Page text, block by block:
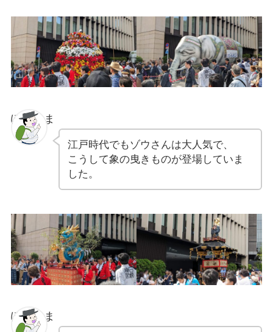
ぽちゃま
江戸時代でもゾウさんは大人気で、
こうして象の曳きものが登場していま
した。
ぽちゃま